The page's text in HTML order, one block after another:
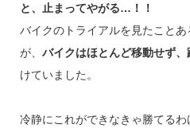
と、止まってやがる…！！
バイクのトライアルを見たこと
が、 バイクはほとんど移動せず
けていました。
冷静にこれができなきゃ勝てるわ